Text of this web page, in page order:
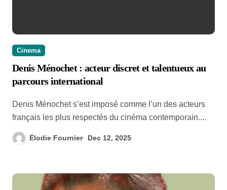
Cinema
Denis Ménochet : acteur discret et talentueux au
parcours international
Denis Ménochet s’est imposé comme l’un des acteurs
français les plus respectés du cinéma contemporain....
Élodie Fournier Dec 12, 2025